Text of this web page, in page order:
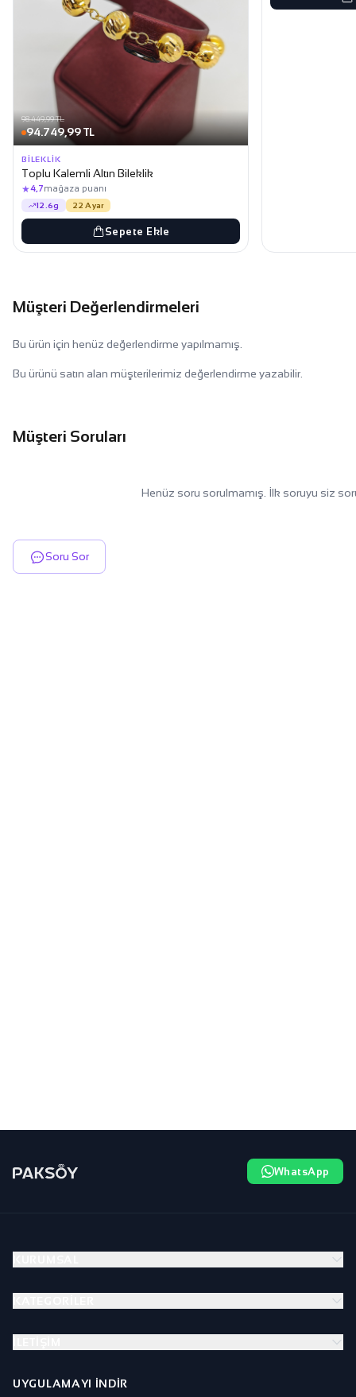
98.449,99 TL
94.749,99 TL
BILEKLIK
Toplu Kalemli Altın Bileklik
★4,7mağaza puanı
12.6g 22 Ayar
Sepete Ekle
Müşteri Değerlendirmeleri
Bu ürün için henüz değerlendirme yapılmamış.
Bu ürünü satın alan müşterilerimiz değerlendirme yazabilir.
Müşteri Soruları
Henüz soru sorulmamış. İlk soruyu siz
Soru Sor
WhatsApp
UYGULAMAYI İNDIR